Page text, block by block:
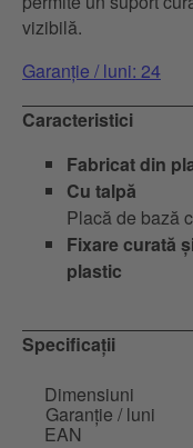
vizibilă.
Garanție / luni: 24
Caracteristici
Fabricat din
Cu talpă
Placă de bază
Fixare curată
plastic
Specificații
Dimensiuni
Garanție / luni
EAN